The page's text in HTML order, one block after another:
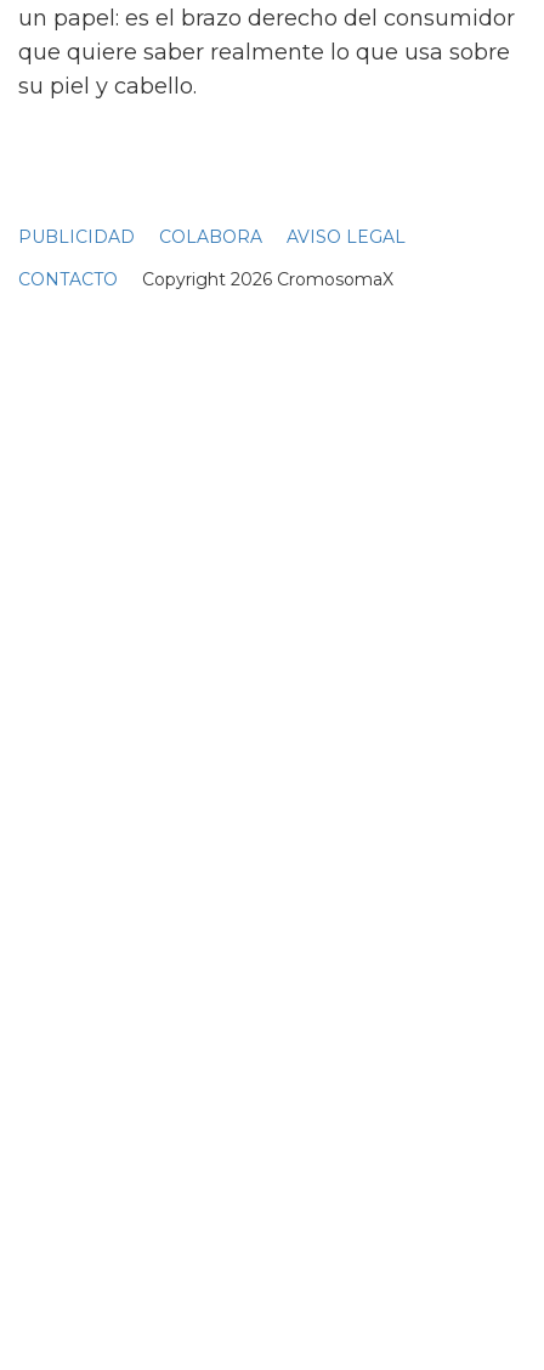
un papel: es el brazo derecho del consumidor
que quiere saber realmente lo que usa sobre
su piel y cabello.
PUBLICIDAD COLABORA
AVISO LEGAL
CONTACTO Copyright 2026 CromosomaX